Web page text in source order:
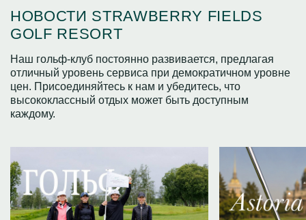
НОВОСТИ STRAWBERRY FIELDS
GOLF RESORT
Наш гольф-клуб постоянно развивается, предлагая
отличный уровень сервиса при демократичном уровне
цен. Присоединяйтесь к нам и убедитесь, что
высококлассный отдых может быть доступным
каждому.